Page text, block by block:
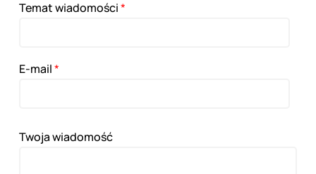
Temat wiadomości*
E-mail*
Twoja wiadomość